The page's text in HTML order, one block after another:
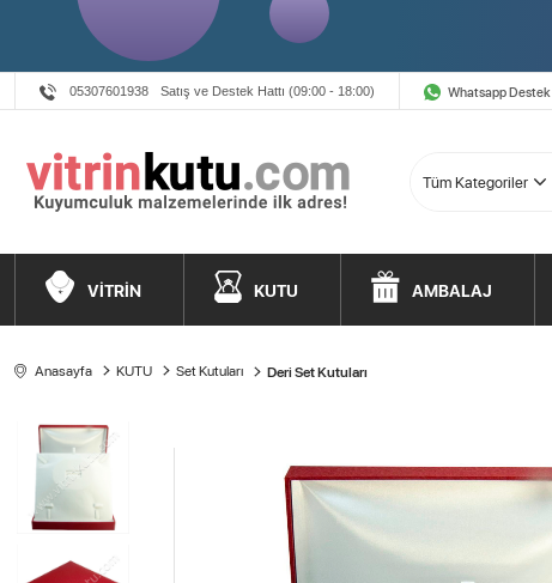
05307601938 Satış ve Destek Hattı (09:00 - 18:00) Whatsapp Destek
VİTRİN KUTU AMBALAJ
Anasayfa KUTU Set Kutuları Deri Set Kutuları